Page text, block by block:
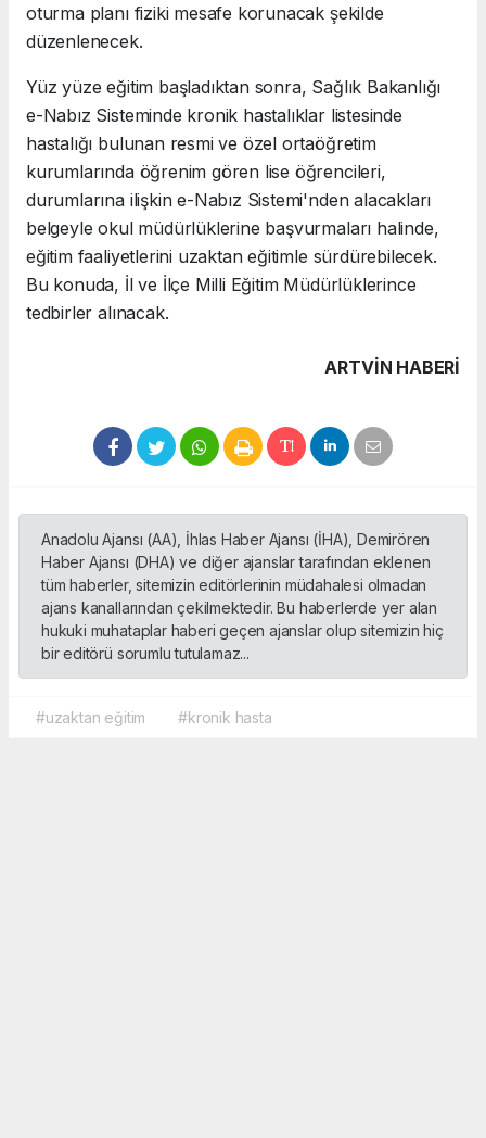
oturma planı fiziki mesafe korunacak şekilde
düzenlenecek.
Yüz yüze eğitim başladıktan sonra, Sağlık Bakanlığı
e-Nabız Sisteminde kronik hastalıklar listesinde
hastalığı bulunan resmi ve özel ortaöğretim
kurumlarında öğrenim gören lise öğrencileri,
durumlarına ilişkin e-Nabız Sistemi'nden alacakları
belgeyle okul müdürlüklerine başvurmaları halinde,
eğitim faaliyetlerini uzaktan eğitimle sürdürebilecek.
Bu konuda, İl ve İlçe Milli Eğitim Müdürlüklerince
tedbirler alınacak.
ARTVIN HABERİ
Anadolu Ajansı (AA), İhlas Haber Ajansı (İHA), Demirören
Haber Ajansı (DHA) ve diğer ajanslar tarafından eklenen
tüm haberler, sitemizin editörlerinin müdahalesi olmadan
ajans kanallarından çekilmektedir. Bu haberlerde yer alan
hukuki muhataplar haberi geçen ajanslar olup sitemizin hiç
bir editörü sorumlu tutulamaz...
#uzaktan eğitim #kronik hasta